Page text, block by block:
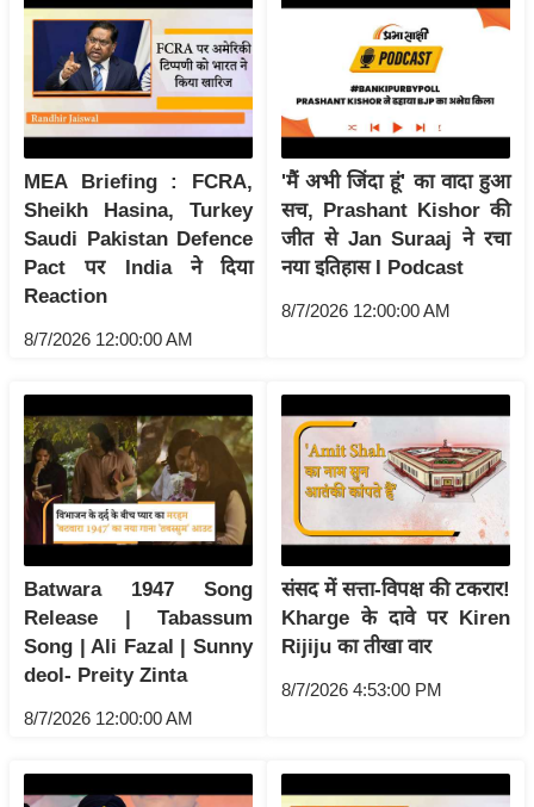
मि
ल
बे
मि
सा
ल
श
ख्सि
य
ग
इं
डि
या
सा
हि
त्य
ज
त
टो
MEA Briefing : FCRA,
Sheikh Hasina, Turkey
Saudi Pakistan Defence
Pact पर India ने दिया
Reaction
8/7/2026 12:00:00 AM
'मैं अभी जिंदा हूं' का वादा हुआ
सच, Prashant Kishor की
जीत से Jan Suraaj ने रचा
नया इतिहास I Podcast
8/7/2026 12:00:00 AM
Batwara 1947 Song
Release | Tabassum
Song | Ali Fazal | Sunny
deol- Preity Zinta
8/7/2026 12:00:00 AM
संसद में सत्ता-विपक्ष की टकरार!
Kharge के दावे पर Kiren
Rijiju का तीखा वार
8/7/2026 4:53:00 PM